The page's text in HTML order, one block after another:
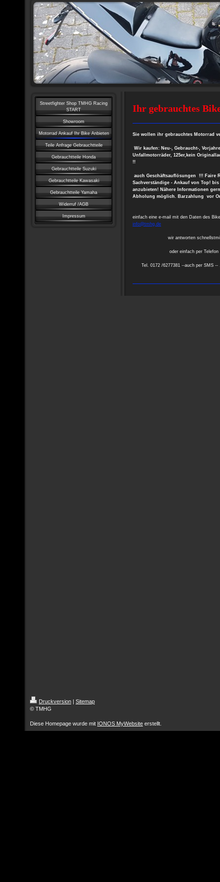
Streetfighter Shop TMHG Racing
START
Showroom
Motorrad Ankauf Ihr Bike Anbieten
Teile Anfrage Gebrauchtteile
Gebrauchtteile Honda
Gebrauchtteile Suzuki
Gebrauchtteile Kawasaki
Gebrauchtteile Yamaha
Widerruf /AGB
Impressum
Ihr gebrauchtes
Sie wollen ihr gebrauchtes Motorrad
Wir kaufen: Neu-, Gebraucht-,
Unfallmotorräder, 125er,kein
!!
auch Geschäftsauflösungen !!! Faire
Sachverständige - Ankauf von Top!
anzubieten! Nähere Informationen
Abholung möglich. Barzahlung vor
einfach eine e-mail mit den Daten des
info@tmhg.de
wir antworten
oder einfach per Telefon
Tel. 0172 /6277381 --auch per SMS --
Druckversion | Sitemap
© TMHG
Diese Homepage wurde mit IONOS MyWebsite erstellt.